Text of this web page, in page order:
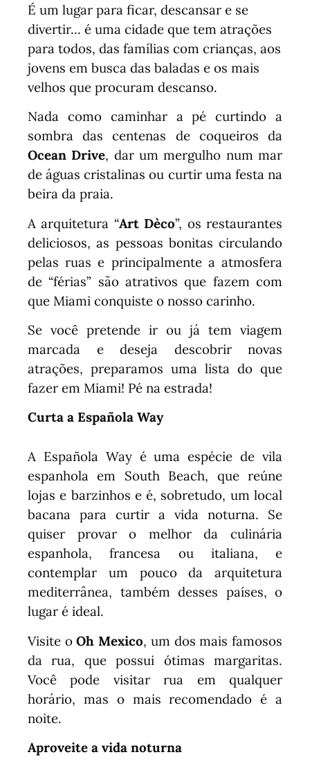
É um lugar para ficar, descansar e se
divertir… é uma cidade que tem atrações
para todos, das famílias com crianças, aos
jovens em busca das baladas e os mais
velhos que procuram descanso.
Nada como caminhar a pé curtindo a
sombra das centenas de coqueiros da
Ocean Drive, dar um mergulho num mar
de águas cristalinas ou curtir uma festa na
beira da praia.
A arquitetura “Art Dèco”, os restaurantes
deliciosos, as pessoas bonitas circulando
pelas ruas e principalmente a atmosfera
de “férias” são atrativos que fazem com
que Miami conquiste o nosso carinho.
Se você pretende ir ou já tem viagem
marcada e deseja descobrir novas
atrações, preparamos uma lista do que
fazer em Miami! Pé na estrada!
Curta a Española Way
A Española Way é uma espécie de vila
espanhola em South Beach, que reúne
lojas e barzinhos e é, sobretudo, um local
bacana para curtir a vida noturna. Se
quiser provar o melhor da culinária
espanhola, francesa ou italiana, e
contemplar um pouco da arquitetura
mediterrânea, também desses países, o
lugar é ideal.
Visite oOh Mexico, um dos mais famosos
da rua, que possui ótimas margaritas.
Você pode visitar rua em qualquer
horário, mas o mais recomendado é a
noite.
Aproveite a vida noturna